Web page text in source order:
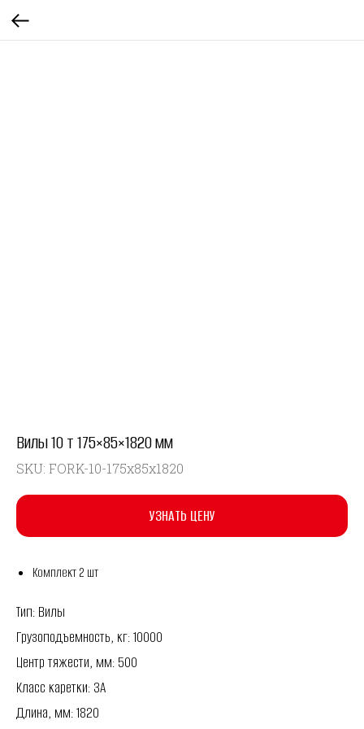
Вилы 10 т 175×85×1820 мм
SKU: FORK-10-175x85x1820
УЗНАТЬ ЦЕНУ
Комплект 2 шт
Тип: Вилы
Грузоподъемность, кг: 10000
Центр тяжести, мм: 500
Класс каретки: 3A
Длина, мм: 1820